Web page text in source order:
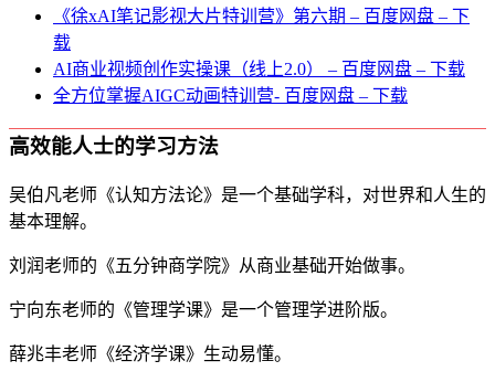
《徐xAI笔记影视大片特训营》第六期 – 百度网盘 – 下
载
AI商业视频创作实操课（线上2.0） – 百度网盘 – 下载
全方位掌握AIGC动画特训营- 百度网盘 – 下载
高效能人士的学习方法
吴伯凡老师《认知方法论》是一个基础学科，对世界和人生的
基本理解。
刘润老师的《五分钟商学院》从商业基础开始做事。
宁向东老师的《管理学课》是一个管理学进阶版。
薛兆丰老师《经济学课》生动易懂。